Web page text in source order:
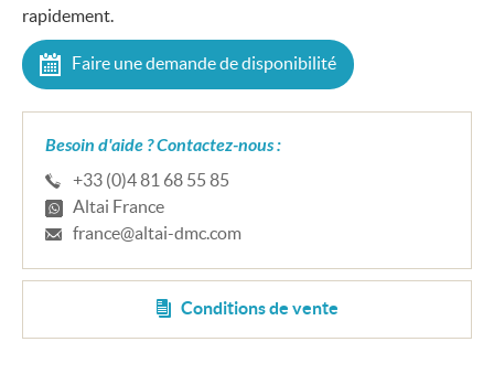
rapidement.
Faire une demande de disponibilité
Besoin d'aide ? Contactez-nous :
+33 (0)4 81 68 55 85
Altai France
france@altai-dmc.com
Conditions de vente